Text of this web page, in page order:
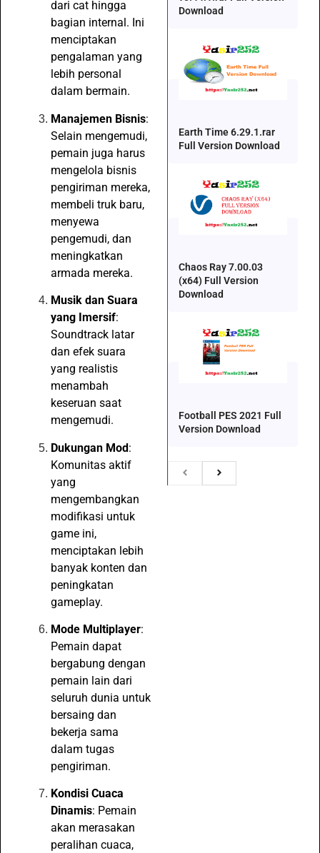
dari cat hingga
bagian internal. Ini
menciptakan
pengalaman yang
lebih personal
dalam bermain.
Manajemen Bisnis:
Selain mengemudi,
pemain juga harus
mengelola bisnis
pengiriman mereka,
membeli truk baru,
menyewa
pengemudi, dan
meningkatkan
armada mereka.
Musik dan Suara
yang Imersif:
Soundtrack latar
dan efek suara
yang realistis
menambah
keseruan saat
mengemudi.
Dukungan Mod:
Komunitas aktif
yang
mengembangkan
modifikasi untuk
game ini,
menciptakan lebih
banyak konten dan
peningkatan
gameplay.
Mode Multiplayer:
Pemain dapat
bergabung dengan
pemain lain dari
seluruh dunia untuk
bersaing dan
bekerja sama
dalam tugas
pengiriman.
Kondisi Cuaca
Dinamis: Pemain
akan merasakan
peralihan cuaca,
Download
Earth Time 6.29.1.rar
Full Version Download
Chaos Ray 7.00.03
(x64) Full Version
Download
Football PES 2021 Full
Version Download